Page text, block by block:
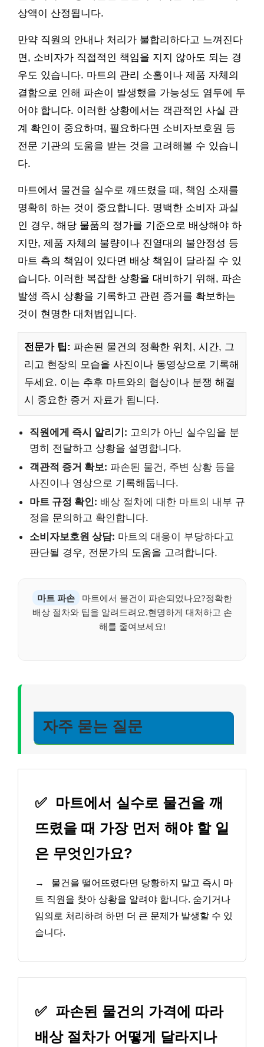
상액이 산정됩니다.
만약 직원의 안내나 처리가 불합리하다고 느껴진다
면, 소비자가 직접적인 책임을 지지 않아도 되는 경
우도 있습니다. 마트의 관리 소홀이나 제품 자체의
결함으로 인해 파손이 발생했을 가능성도 염두에 두
어야 합니다. 이러한 상황에서는 객관적인 사실 관
계 확인이 중요하며, 필요하다면 소비자보호원 등
전문 기관의 도움을 받는 것을 고려해볼 수 있습니
다.
마트에서 물건을 실수로 깨뜨렸을 때, 책임 소재를
명확히 하는 것이 중요합니다. 명백한 소비자 과실
인 경우, 해당 물품의 정가를 기준으로 배상해야 하
지만, 제품 자체의 불량이나 진열대의 불안정성 등
마트 측의 책임이 있다면 배상 책임이 달라질 수 있
습니다. 이러한 복잡한 상황을 대비하기 위해, 파손
발생 즉시 상황을 기록하고 관련 증거를 확보하는
것이 현명한 대처법입니다.
전문가 팁: 파손된 물건의 정확한 위치, 시간, 그
리고 현장의 모습을 사진이나 동영상으로 기록해
두세요. 이는 추후 마트와의 협상이나 분쟁 해결
시 중요한 증거 자료가 됩니다.
직원에게 즉시 알리기: 고의가 아닌 실수임을 분
명히 전달하고 상황을 설명합니다.
객관적 증거 확보: 파손된 물건, 주변 상황 등을
사진이나 영상으로 기록해둡니다.
마트 규정 확인: 배상 절차에 대한 마트의 내부 규
정을 문의하고 확인합니다.
소비자보호원 상담: 마트의 대응이 부당하다고
판단될 경우, 전문가의 도움을 고려합니다.
마트 파손
마트에서 물건이 파손되었나요?정확한
배상 절차와 팁을 알려드려요.현명하게 대처하고 손
해를 줄여보세요!
자주 묻는 질문
✅
마트에서 실수로 물건을 깨
뜨렸을 때 가장 먼저 해야 할 일
은 무엇인가요?
→
물건을 떨어뜨렸다면 당황하지 말고 즉시 마
트 직원을 찾아 상황을 알려야 합니다. 숨기거나
임의로 처리하려 하면 더 큰 문제가 발생할 수 있
습니다.
✅ 파손된 물건의 가격에 따라
배상 절차가 어떻게 달라지나